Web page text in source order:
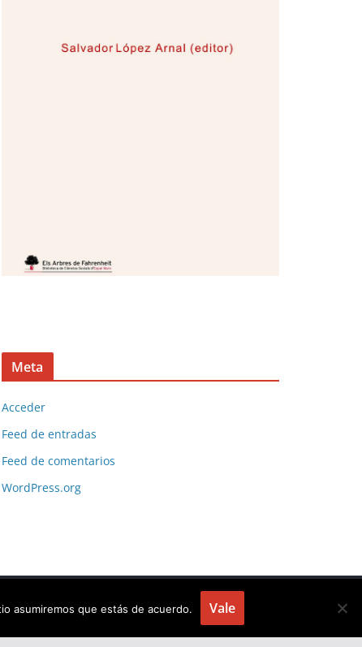
Meta
Acceder
Feed de entradas
Feed de comentarios
WordPress.org
asumiremos que estás de acuerdo. Vale